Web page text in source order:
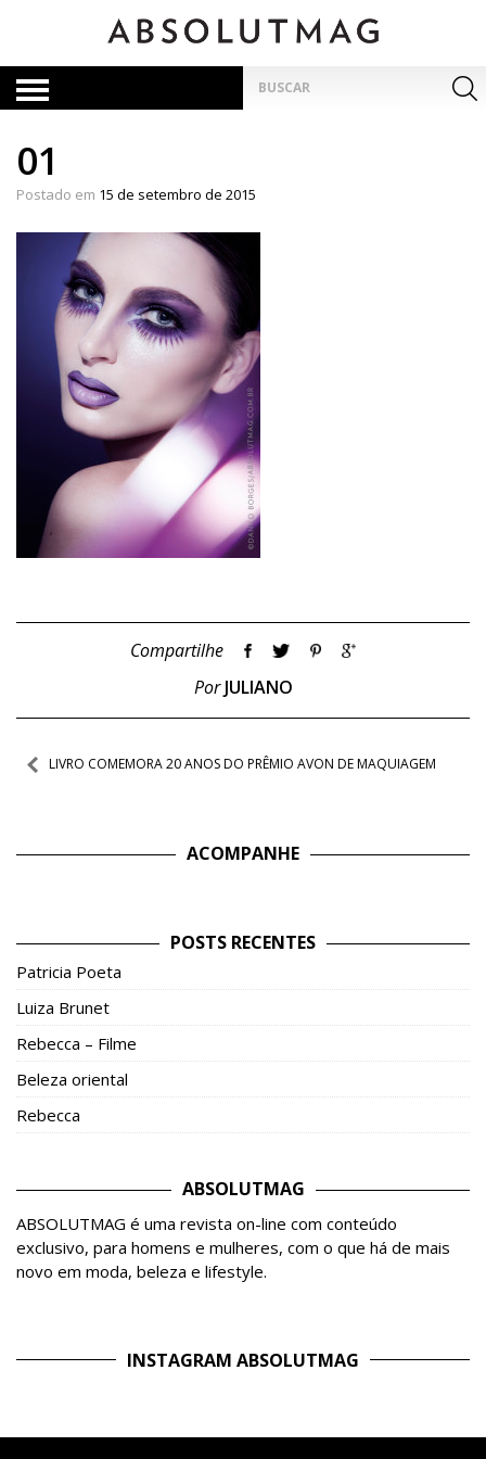
por:
01
Postado em 15 de setembro de 2015
Compartilhe
PorJULIANO
Navegação
LIVRO COMEMORA 20 ANOS DO PRÊMIO AVON DE MAQUIAGEM
ACOMPANHE
POSTS RECENTES
Patricia Poeta
Luiza Brunet
Rebecca – Filme
Beleza oriental
Rebecca
ABSOLUTMAG
ABSOLUTMAG é uma revista on-line com conteúdo
exclusivo, para homens e mulheres, com o que há de mais
novo em moda, beleza e lifestyle.
INSTAGRAM ABSOLUTMAG